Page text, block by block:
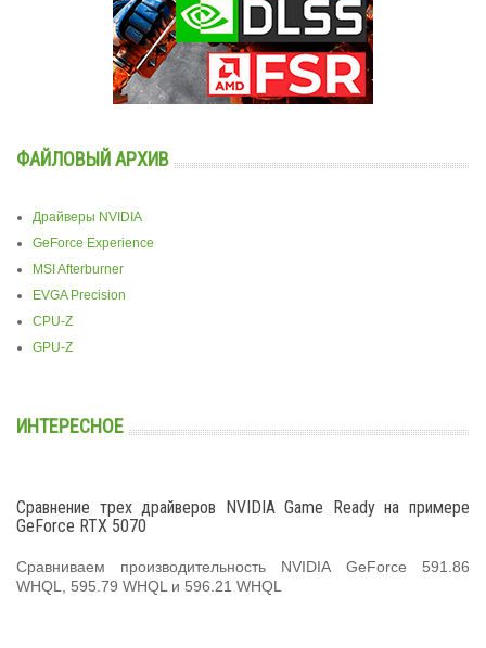
ФАЙЛОВЫЙ АРХИВ
Драйверы NVIDIA
GeForce Experience
MSI Afterburner
EVGA Precision
CPU-Z
GPU-Z
ИНТЕРЕСНОЕ
Сравнение трех драйверов NVIDIA Game Ready на примере
GeForce RTX 5070
Сравниваем производительность NVIDIA GeForce 591.86
WHQL, 595.79 WHQL и 596.21 WHQL